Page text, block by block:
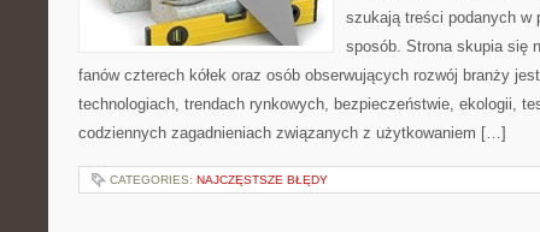
szukają treści podanych w
sposób. Strona skupia się
fanów czterech kółek oraz osób obserwujących rozwój branży
technologiach, trendach rynkowych, bezpieczeństwie, ekologii,
codziennych zagadnieniach związanych z użytkowaniem […]
CATEGORIES: NAJCZĘSTSZE BŁĘDY